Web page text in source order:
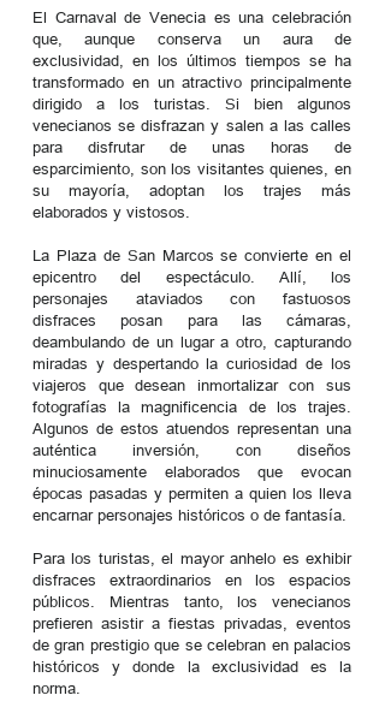
El Carnaval de Venecia es una celebración
que, aunque conserva un aura de
exclusividad, en los últimos tiempos se ha
transformado en un atractivo principalmente
dirigido a los turistas. Si bien algunos
venecianos se disfrazan y salen a las calles
para disfrutar de unas horas de
esparcimiento, son los visitantes quienes, en
su mayoría, adoptan los trajes más
elaborados y vistosos.
La Plaza de San Marcos se convierte en el
epicentro del espectáculo. Allí, los
personajes ataviados con fastuosos
disfraces posan para las cámaras,
deambulando de un lugar a otro, capturando
miradas y despertando la curiosidad de los
viajeros que desean inmortalizar con sus
fotografías la magnificencia de los trajes.
Algunos de estos atuendos representan una
auténtica inversión, con diseños
minuciosamente elaborados que evocan
épocas pasadas y permiten a quien los lleva
encarnar personajes históricos o de fantasía.
Para los turistas, el mayor anhelo es exhibir
disfraces extraordinarios en los espacios
públicos. Mientras tanto, los venecianos
prefieren asistir a fiestas privadas, eventos
de gran prestigio que se celebran en palacios
históricos y donde la exclusividad es la
norma.